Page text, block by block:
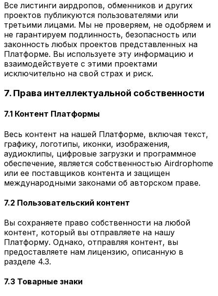
Все листинги аирдропов, обменников и других
проектов публикуются пользователями или
третьими лицами. Мы не проверяем, не одобряем и
не гарантируем подлинность, безопасность или
законность любых проектов представленных на
Платформе. Вы используете эту информацию и
взаимодействуете с этими проектами
исключительно на свой страх и риск.
7. Права интеллектуальной собственности
7.1 Контент Платформы
Весь контент на нашей Платформе, включая текст,
графику, логотипы, иконки, изображения,
аудиоклипы, цифровые загрузки и программное
обеспечение, является собственностью Airdrophome
или ее поставщиков контента и защищен
международными законами об авторском праве.
7.2 Пользовательский контент
Вы сохраняете право собственности на любой
контент, который вы отправляете на нашу
Платформу. Однако, отправляя контент, вы
предоставляете нам лицензию, описанную в
разделе 4.3.
7.3 Товарные знаки